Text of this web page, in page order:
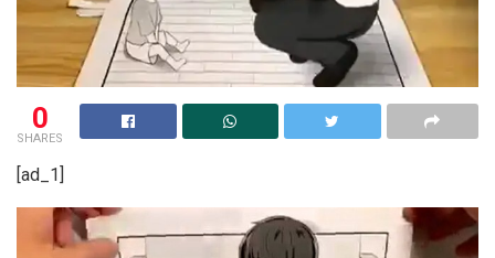
0
SHARES
[ad_1]